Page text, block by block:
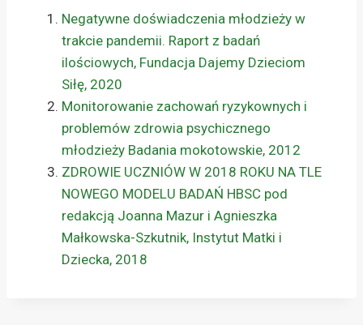
Negatywne doświadczenia młodzieży w
trakcie pandemii. Raport z badań
ilościowych, Fundacja Dajemy Dzieciom
Siłę, 2020
Monitorowanie zachowań ryzykownych i
problemów zdrowia psychicznego
młodzieży Badania mokotowskie, 2012
ZDROWIE UCZNIÓW W 2018 ROKU NA TLE
NOWEGO MODELU BADAŃ HBSC pod
redakcją Joanna Mazur i Agnieszka
Małkowska-Szkutnik, Instytut Matki i
Dziecka, 2018